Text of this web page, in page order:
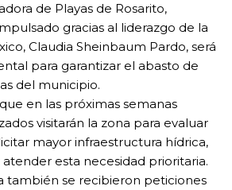
de Playas de Rosarito,
gracias al liderazgo de la
Claudia Sheinbaum Pardo, será
para garantizar el abasto de
del municipio.
en las próximas semanas
visitarán la zona para evaluar
mayor infraestructura hídrica,
esta necesidad prioritaria.
también se recibieron peticiones